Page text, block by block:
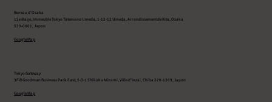
Bureau d’Osaka
12e étage, Immeuble Tokyo Tatemono Umeda, 1-12-12 Umeda, Arrondissement de Kita, Osaka
530-0001, Japon
Google Map
Tokyo Gateway
3F-B Goodman Business Park East, 5-3-1 Shikoku Minami, Ville d’Inzai, Chiba 270-1369, Japon
Google Map